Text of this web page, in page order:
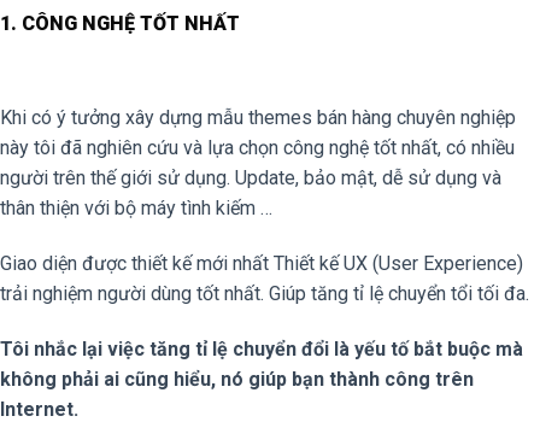
1. CÔNG NGHỆ TỐT NHẤT
Khi có ý tưởng xây dựng mẫu themes bán hàng chuyên nghiệp
này tôi đã nghiên cứu và lựa chọn công nghệ tốt nhất, có nhiều
người trên thế giới sử dụng. Update, bảo mật, dễ sử dụng và
thân thiện với bộ máy tình kiếm …
Giao diện được thiết kế mới nhất Thiết kế UX (User Experience)
trải nghiệm người dùng tốt nhất. Giúp tăng tỉ lệ chuyển tổi tối đa.
Tôi nhắc lại việc tăng tỉ lệ chuyển đổi là yếu tố bắt buộc mà
không phải ai cũng hiểu, nó giúp bạn thành công trên
Internet.